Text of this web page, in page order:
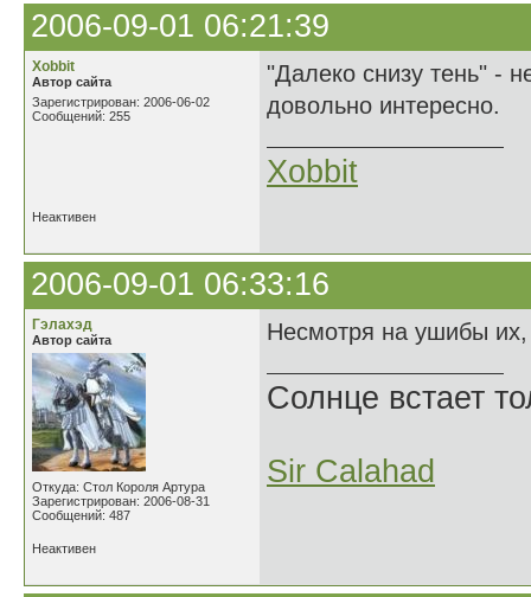
2006-09-01 06:21:39
Xobbit
Автор сайта
Зарегистрирован: 2006-06-02
Сообщений: 255
"Далеко снизу тень" -
довольно интересно.
Xobbit
Неактивен
2006-09-01 06:33:16
Гэлахэд
Автор сайта
Откуда: Стол Короля Артура
Зарегистрирован: 2006-08-31
Сообщений: 487
Несмотря на ушибы их,
Солнце встает
Sir Calahad
Неактивен